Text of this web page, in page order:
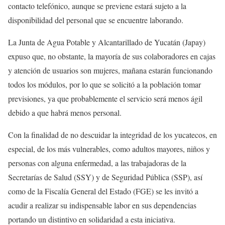
contacto telefónico, aunque se previene estará sujeto a la
disponibilidad del personal que se encuentre laborando.
La Junta de Agua Potable y Alcantarillado de Yucatán (Japay)
expuso que, no obstante, la mayoría de sus colaboradores en cajas
y atención de usuarios son mujeres, mañana estarán funcionando
todos los módulos, por lo que se solicitó a la población tomar
previsiones, ya que probablemente el servicio será menos ágil
debido a que habrá menos personal.
Con la finalidad de no descuidar la integridad de los yucatecos, en
especial, de los más vulnerables, como adultos mayores, niños y
personas con alguna enfermedad, a las trabajadoras de la
Secretarías de Salud (SSY) y de Seguridad Pública (SSP), así
como de la Fiscalía General del Estado (FGE) se les invitó a
acudir a realizar su indispensable labor en sus dependencias
portando un distintivo en solidaridad a esta iniciativa.